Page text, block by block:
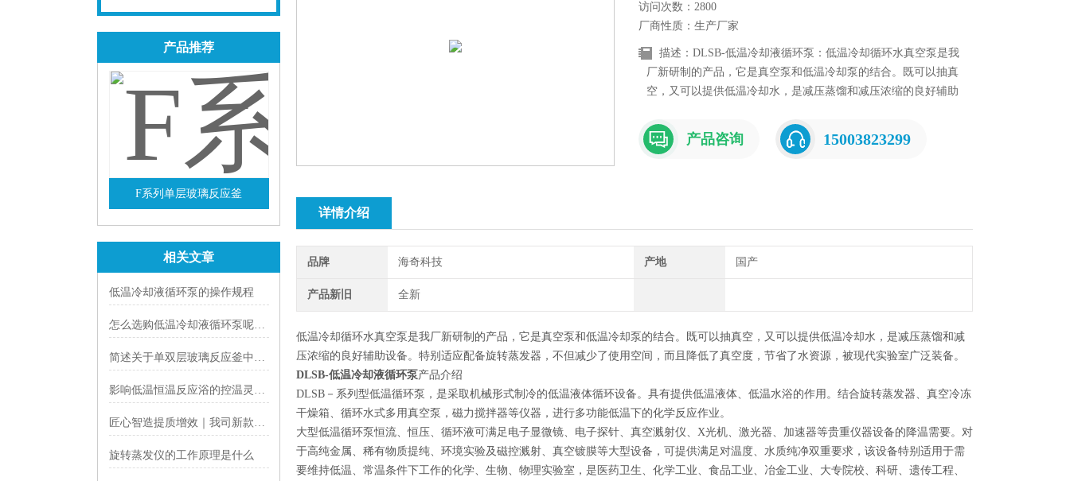
产品推荐
F系列单层玻璃反应釜
查看详情
相关文章
低温冷却液循环泵的操作规程
怎么选购低温冷却液循环泵呢?有哪些参考意见
简述关于单双层玻璃反应釜中间夹层的一些相关知识
影响低温恒温反应浴的控温灵敏度的因素有哪些
匠心智造提质增效｜我司新款旋转蒸发仪正式推向市场
旋转蒸发仪的工作原理是什么
访问次数：2800
厂商性质：生产厂家
描述：DLSB-低温冷却液循环泵：低温冷却循环水真空泵是我
厂新研制的产品，它是真空泵和低温冷却泵的结合。既可以抽真
空，又可以提供低温冷却水，是减压蒸馏和减压浓缩的良好辅助
低了真空度，节省了水资源，被现代实验室广泛装备。
产品咨询 15003823299
详情介绍
品牌 海奇科技 产地 国产
产品新旧 全新
低温冷却循环水真空泵是我厂新研制的产品，它是真空泵和低温冷却泵的结合。既可以抽真空，又可以提供低温冷却水，是减压蒸馏和减
压浓缩的良好辅助设备。特别适应配备旋转蒸发器，不但减少了使用空间，而且降低了真空度，节省了水资源，被现代实验室广泛装备。
DLSB-低温冷却液循环泵产品介绍
DLSB－系列型低温循环泵，是采取机械形式制冷的低温液体循环设备。具有提供低温液体、低温水浴的作用。结合旋转蒸发器、真空冷冻
干燥箱、循环水式多用真空泵，磁力搅拌器等仪器，进行多功能低温下的化学反应作业。
大型低温循环泵恒流、恒压、循环液可满足电子显微镜、电子探针、真空溅射仪、X光机、激光器、加速器等贵重仪器设备的降温需要。对
于高纯金属、稀有物质提纯、环境实验及磁控溅射、真空镀膜等大型设备，可提供满足对温度、水质纯净双重要求，该设备特别适用于需
要维持低温、常温条件下工作的化学、生物、物理实验室，是医药卫生、化学工业、食品工业、冶金工业、大专院校、科研、遗传工程、